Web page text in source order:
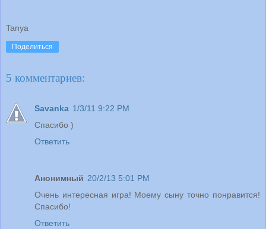
Tanya
Поделиться
5 комментариев:
Savanka 1/3/11 9:22 PM
Спасибо )
Ответить
Анонимный 20/2/13 5:01 PM
Очень интересная игра! Моему сыну точно понравится!
Спасибо!
Ответить